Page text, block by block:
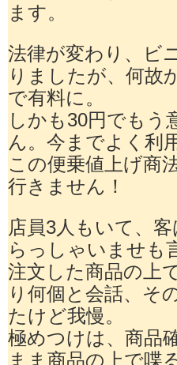
ます。
法律が変わり、ビ
りましたが、何故
で有料に。
しかも30円でもう
ん。今までよく利
この便乗値上げ商
行きません！
店員3人もいて、
らっしゃいませも
注文した商品の上
り何個と会話、そ
たけど我慢。
極めつけは、商品
まま商品の上で喋